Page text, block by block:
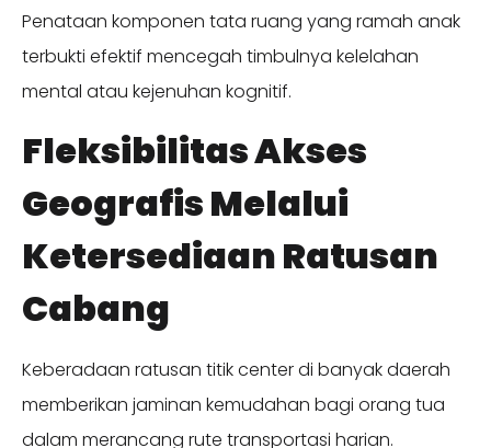
Penataan komponen tata ruang yang ramah anak
terbukti efektif mencegah timbulnya kelelahan
mental atau kejenuhan kognitif.
Fleksibilitas Akses
Geografis Melalui
Ketersediaan Ratusan
Cabang
Keberadaan ratusan titik center di banyak daerah
memberikan jaminan kemudahan bagi orang tua
dalam merancang rute transportasi harian.